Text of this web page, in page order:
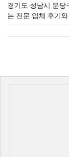
경기도 성남시 분당
는 전문 업체 후기